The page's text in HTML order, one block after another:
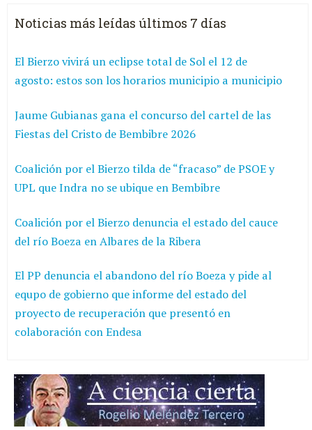
Noticias más leídas últimos 7 días
El Bierzo vivirá un eclipse total de Sol el 12 de
agosto: estos son los horarios municipio a municipio
Jaume Gubianas gana el concurso del cartel de las
Fiestas del Cristo de Bembibre 2026
Coalición por el Bierzo tilda de “fracaso” de PSOE y
UPL que Indra no se ubique en Bembibre
Coalición por el Bierzo denuncia el estado del cauce
del río Boeza en Albares de la Ribera
El PP denuncia el abandono del río Boeza y pide al
equpo de gobierno que informe del estado del
proyecto de recuperación que presentó en
colaboración con Endesa